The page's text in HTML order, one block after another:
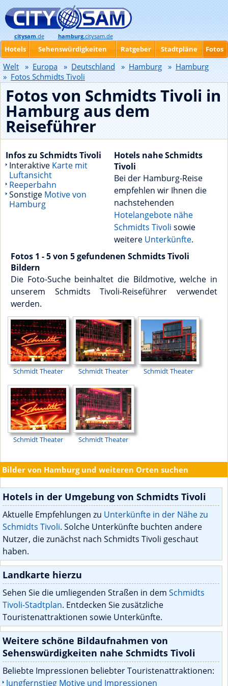
Fotos von Schmidts Tivoli in
Hamburg aus dem
Reiseführer
Infos zu Schmidts Tivoli
Interaktive Karte mit
Luftansicht
Reeperbahn
Sonstige Motive von
Hamburg
Hotels nahe Schmidts
Tivoli
Bei der Hamburg-Reise
empfehlen wir Ihnen die
nachstehenden
Hotelangebote nähe
Schmidts Tivoli sowie
weitere Unterkünfte.
Fotos 1 - 5 von 5 gefundenen Schmidts Tivoli
Bildern
Die Foto-Suche beinhaltet die Bildmotive, welche in
unserem Schmidts Tivoli-Reiseführer verwendet
werden.
Schmidt Theater Schmidt Theater Schmidt Theater
Schmidt Theater Schmidt Theater
Bilder von Hamburg und weiteren Orten suchen
Hotels in der Umgebung von Schmidts Tivoli
Aktuelle Empfehlungen zu Unterkünfte in der Nähe zu
Schmidts Tivoli. Solche Unterkünfte buchten andere
Nutzer, die zunächst nach Schmidts Tivoli geschaut
haben.
Landkarte hierzu
Sehen Sie die umliegenden Straßen in dem Schmidts
Tivoli-Stadtplan. Entdecken Sie zusätzliche
Touristenattraktionen sowie Unterkünfte.
Weitere schöne Bildaufnahmen von
Sehenswürdigkeiten nahe Schmidts Tivoli
Beliebte Impressionen beliebter Touristenattraktionen:
Jungfernstieg Motive und Impressionen
citysam.de hamburg.citysam.de
Hotels Sehenswürdigkeiten Ratgeber Stadtpläne Fotos
Welt » Europa » Deutschland » Hamburg » Hamburg
» Fotos Schmidts Tivoli